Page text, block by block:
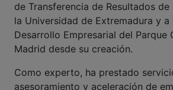
de Transferencia de Resultados
la Universidad de Extremadura y
Desarrollo Empresarial del Parque
Madrid desde su creación.
Como experto, ha prestado
asesoramiento y aceleración de